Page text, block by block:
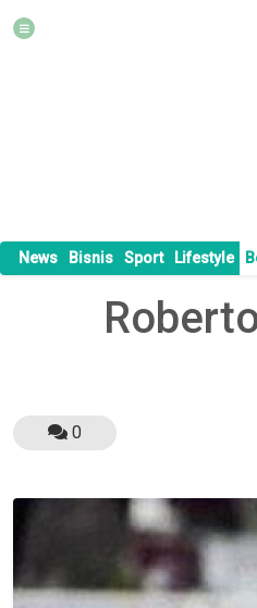
News Bisnis Sport Lifestyle
0